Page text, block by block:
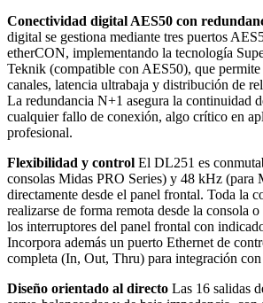
Conectividad digital AES50 con
digital se gestiona mediante tres puertos
etherCON, implementando la tecnología
Teknik (compatible con AES50), que permite
canales, latencia ultrabaja y distribución de
La redundancia N+1 asegura la continuidad
cualquier fallo de conexión, algo crítico en
profesional.
Flexibilidad y control El DL251 es
consolas Midas PRO Series) y 48 kHz (para
directamente desde el panel frontal. Toda la
realizarse de forma remota desde la consola
los interruptores del panel frontal con
Incorpora además un puerto Ethernet de
completa (In, Out, Thru) para integración con
Diseño orientado al directo Las 16 salidas